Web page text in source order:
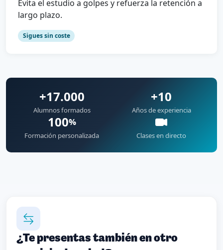
Evita el estudio a golpes y refuerza la retención a
largo plazo.
Sigues sin coste
+17.000
Alumnos formados
+10
Años de experiencia
100%
Formación personalizada Clases en directo
¿Te presentas también en otro